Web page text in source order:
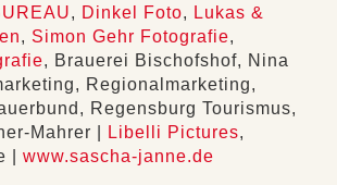
, Dinkel Foto, Lukas &
, Simon Gehr Fotografie,
, Brauerei Bischofshof, Nina
Regionalmarketing,
Regensburg Tourismus,
Mahrer |
Libelli Pictures,
| www.sascha-janne.de